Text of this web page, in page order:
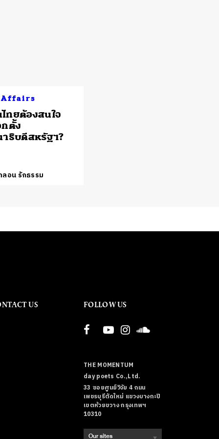
Affairs
ทยต้องสนใจ
กตั้ง
าธิบดีสหรัฐฯ?
ลอน รักธรรม
US FOLLOW US
THE MOMENTUM
day poets Co.,Ltd.
33 ซอยศูนย์วิจัย 4 ถนน
เพชรบุรีตัดใหม่ แขวงบางกะปิ
เขตห้วยขวาง กรุงเทพฯ
10310